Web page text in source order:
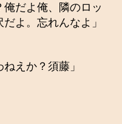
だよ俺、隣のロッ
よ。忘れんなよ」
えか？須藤」